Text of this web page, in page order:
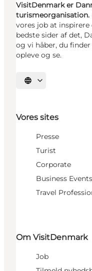
VisitDenmark er
turismeorganisation.
vores job at
bedste sider af det,
og vi håber, du
opleve og se.
Vælg sprog
Vores sites
Presse
Turist
Corporate
Business
Travel
Om VisitDenmark
Job